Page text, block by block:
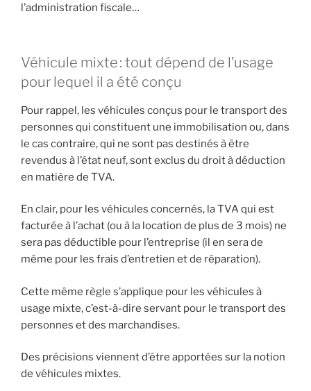
l’administration fiscale…
Véhicule mixte : tout dépend de l’usage
pour lequel il a été conçu
Pour rappel, les véhicules conçus pour le transport des
personnes qui constituent une immobilisation ou, dans
le cas contraire, qui ne sont pas destinés à être
revendus à l’état neuf, sont exclus du droit à déduction
en matière de TVA.
En clair, pour les véhicules concernés, la TVA qui est
facturée à l’achat (ou à la location de plus de 3 mois) ne
sera pas déductible pour l’entreprise (il en sera de
même pour les frais d’entretien et de réparation).
Cette même règle s’applique pour les véhicules à
usage mixte, c’est-à-dire servant pour le transport des
personnes et des marchandises.
Des précisions viennent d’être apportées sur la notion
de véhicules mixtes.